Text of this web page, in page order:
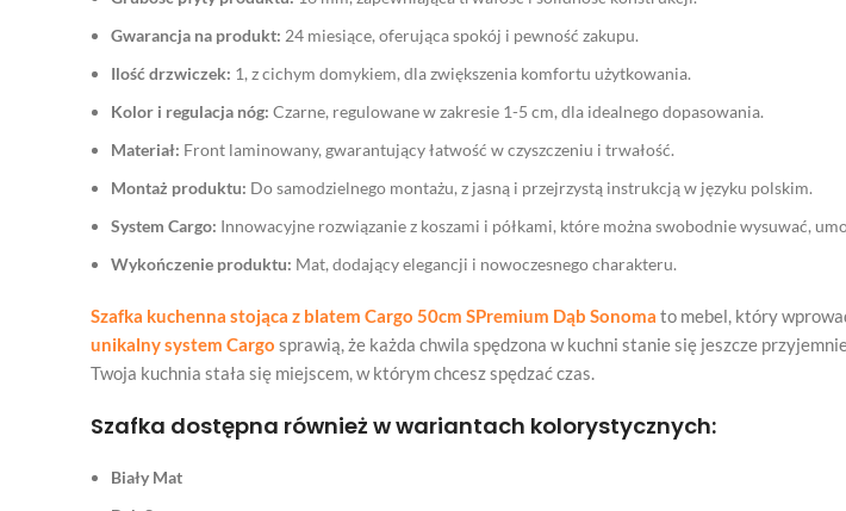
Gwarancja na produkt: 24 miesiące, oferująca spokój i pewność zakupu.
Ilość drzwiczek: 1, z cichym domykiem, dla zwiększenia komfortu użytkowania.
Kolor i regulacja nóg: Czarne, regulowane w zakresie 1-5 cm, dla idealnego dopasowania.
Materiał: Front laminowany, gwarantujący łatwość w czyszczeniu i trwałość.
Montaż produktu: Do samodzielnego montażu, z jasną i przejrzystą instrukcją w języku polskim.
System Cargo: Innowacyjne rozwiązanie z koszami i półkami, które można swobodnie wysuwać,
Wykończenie produktu: Mat, dodający elegancji i nowoczesnego charakteru.
Szafka kuchenna stojąca z blatem Cargo 50cm SPremium Dąb Sonoma to mebel, który
unikalny system Cargo sprawią, że każda chwila spędzona w kuchni stanie się jeszcze
Twoja kuchnia stała się miejscem, w którym chcesz spędzać czas.
Szafka dostępna również w wariantach kolorystycznych:
Biały Mat